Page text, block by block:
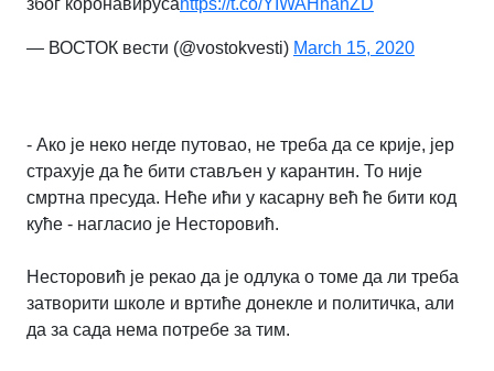
— ВОСТОК вести (@vostokvesti) March 15, 2020
- Ако је неко негде путовао, не треба да се крије, јер
страхује да ће бити стављен у карантин. То није
смртна пресуда. Неће ићи у касарну већ ће бити код
куће - нагласио је Несторовић.
Несторовић је рекао да је одлука о томе да ли треба
затворити школе и вртиће донекле и политичка, али
да за сада нема потребе за тим.